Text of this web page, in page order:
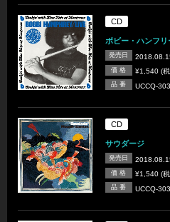
CD
ボビー・ハンフ
発売日
価 格 ¥1,540 (
品 番 UCCQ-
CD
サウダージ
発売日
価 格 ¥1,540 (
品 番 UCCQ-